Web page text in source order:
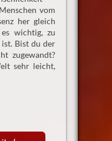
vom
her gleich
wichtig, zu
ist. Bist du der
zugewandt?
sehr leicht,